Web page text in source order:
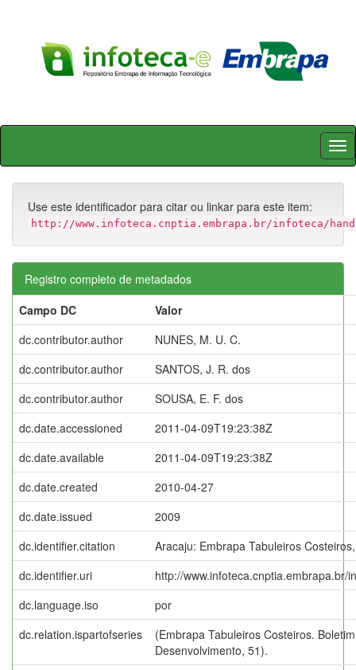
Skip
Use este identificador para citar ou linkar para este item:
http://www.infoteca.cnptia.embrapa.br/infoteca/
Registro completo de metadados
Campo DC
Valor
dc.contributor.author
NUNES, M. U. C.
dc.contributor.author
SANTOS, J. R. dos
dc.contributor.author
SOUSA, E. F. dos
dc.date.accessioned
2011-04-09T19:23:38Z
dc.date.available
2011-04-09T19:23:38Z
dc.date.created
2010-04-27
dc.date.issued
2009
dc.identifier.citation
Aracaju: Embrapa Tabuleiros
dc.identifier.uri
http://www.infoteca.cnptia.embrapa.br/
dc.language.iso
por
dc.relation.ispartofseries
(Embrapa Tabuleiros Costeiros.
Desenvolvimento, 51).